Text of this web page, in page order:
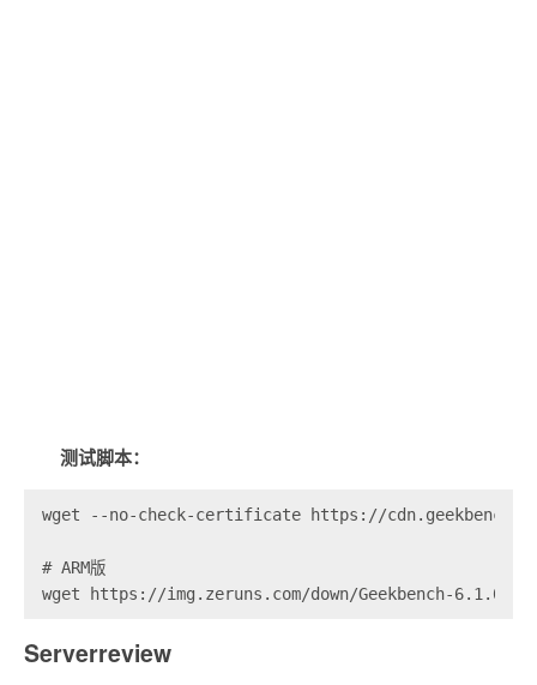
测试脚本：
wget --no-check-certificate https://
# ARM版
wget https://img.zeruns.com/down/Geekbench-6.1.0-
Serverreview